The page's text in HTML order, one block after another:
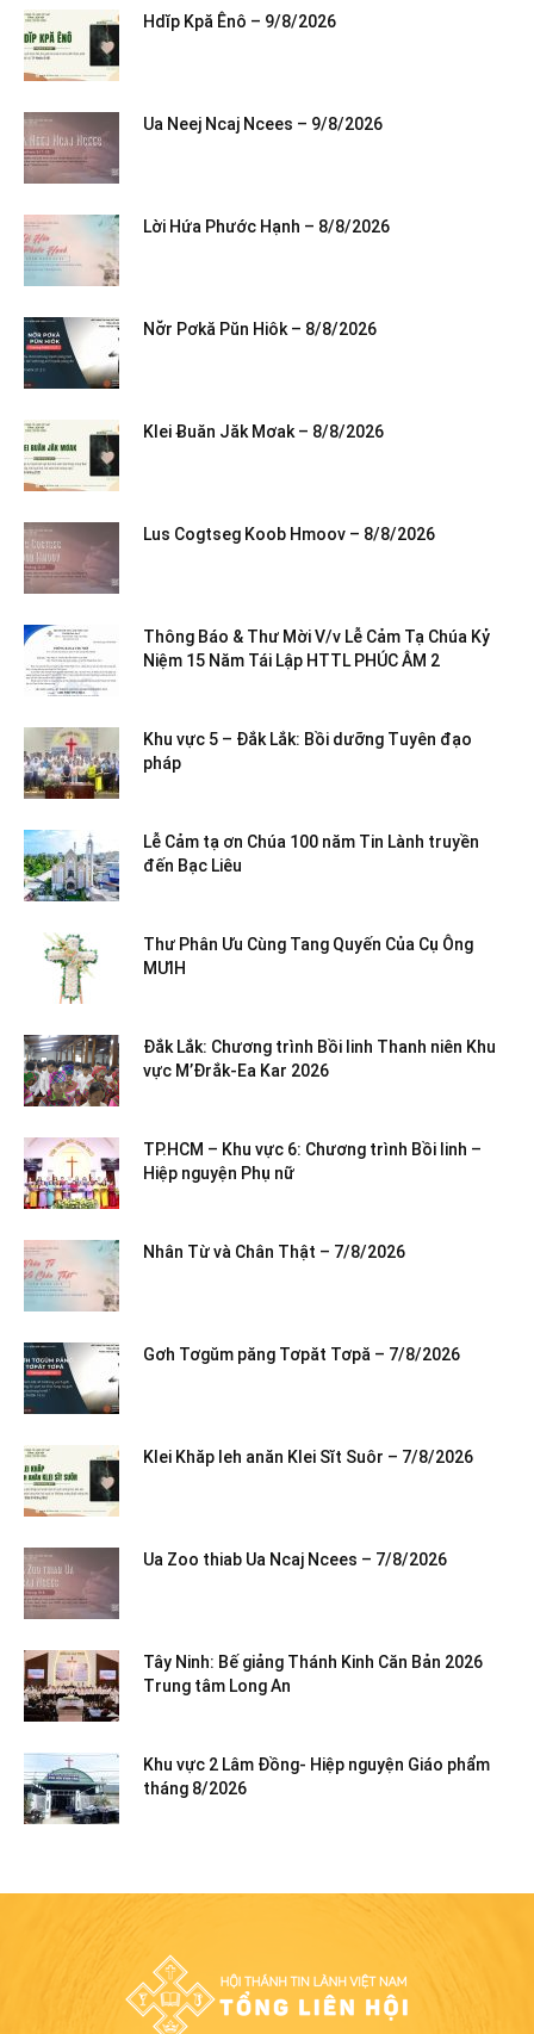
Hdĭp Kpă Ênô – 9/8/2026
Ua Neej Ncaj Ncees – 9/8/2026
Lời Hứa Phước Hạnh – 8/8/2026
Nơ̆r Pơkă Pŭn Hiôk – 8/8/2026
Klei Ƀuăn Jăk Mơak – 8/8/2026
Lus Cogtseg Koob Hmoov – 8/8/2026
Thông Báo & Thư Mời V/v Lễ Cảm Tạ Chúa Kỷ
Niệm 15 Năm Tái Lập HTTL PHÚC ÂM 2
Khu vực 5 – Đắk Lắk: Bồi dưỡng Tuyên đạo
pháp
Lễ Cảm tạ ơn Chúa 100 năm Tin Lành truyền
đến Bạc Liêu
Thư Phân Ưu Cùng Tang Quyến Của Cụ Ông
MƯIH
Đắk Lắk: Chương trình Bồi linh Thanh niên Khu
vực M’Đrắk-Ea Kar 2026
TP.HCM – Khu vực 6: Chương trình Bồi linh –
Hiệp nguyện Phụ nữ
Nhân Từ và Chân Thật – 7/8/2026
Gơh Tơgŭm păng Tơpăt Tơpă – 7/8/2026
Klei Khăp leh anăn Klei Sĭt Suôr – 7/8/2026
Ua Zoo thiab Ua Ncaj Ncees – 7/8/2026
Tây Ninh: Bế giảng Thánh Kinh Căn Bản 2026
Trung tâm Long An
Khu vực 2 Lâm Đồng- Hiệp nguyện Giáo phẩm
tháng 8/2026